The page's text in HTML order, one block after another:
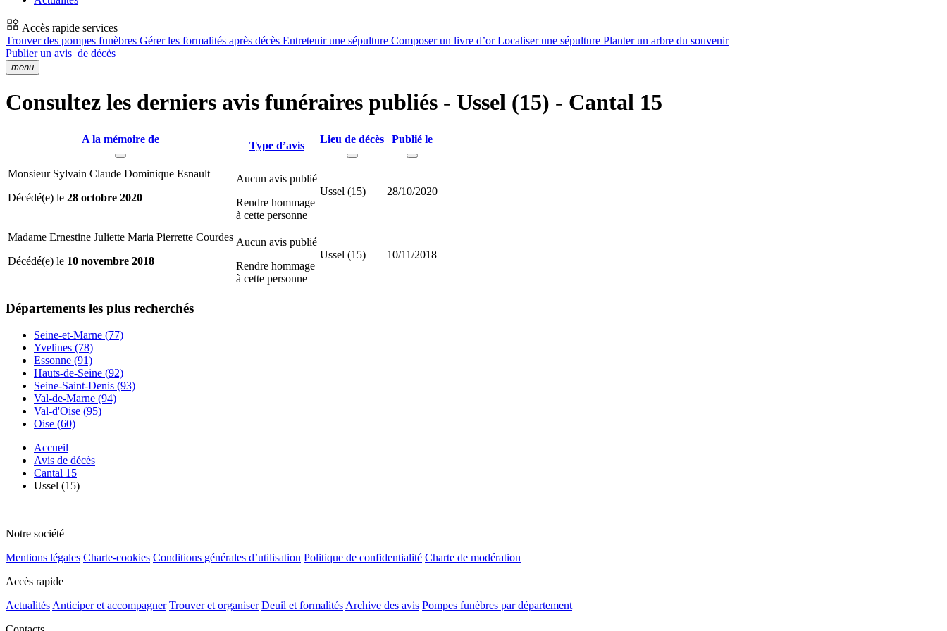
Accès rapide services
Trouver des pompes funèbres Gérer les formalités après décès Entretenir une sépulture Composer un livre d’orLocaliser une sépulture Planter un arbre du souvenir
Publier un avis de décès
menu
Consultez les derniers avis funéraires publiés - Ussel (15) - Cantal 15
A la mémoire de
Type d’avis
Lieu de décès Publié le
Monsieur Sylvain Claude Dominique Esnault
Décédé(e) le 28 octobre 2020
Aucun avis publié
Rendre hommage
à cette personne
Ussel (15) 28/10/2020
Madame Ernestine Juliette Maria Pierrette Courdes
Décédé(e) le 10 novembre 2018
Aucun avis publié
Rendre hommage
à cette personne
Ussel (15) 10/11/2018
Départements les plus recherchés
Seine-et-Marne (77)
Yvelines (78)
Essonne (91)
Hauts-de-Seine (92)
Seine-Saint-Denis (93)
Val-de-Marne (94)
Val-d'Oise (95)
Oise (60)
Accueil
Avis de décès
Cantal 15
Ussel (15)
Notre société
Mentions légales Charte-cookies Conditions générales d’utilisation Politique de confidentialité Charte de modération
Accès rapide
Actualités Anticiper et accompagner Trouver et organiser Deuil et formalités Archive des avis Pompes funèbres par département